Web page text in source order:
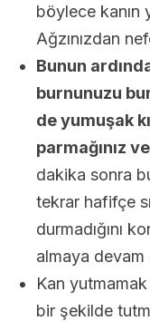
böylece kanın
Ağzınızdan
Bunun
burnunuzu
de yumuşak
parmağınız
dakika sonra
tekrar hafifçe
durmadığını
almaya devam
Kan yutmamak
bir şekilde